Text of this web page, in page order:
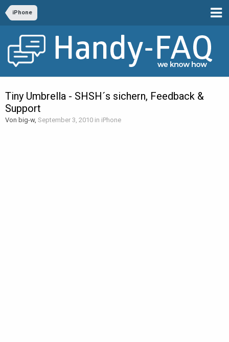
iPhone
Tiny Umbrella - SHSH´s sichern, Feedback &
Support
Von big-w, September 3, 2010 in iPhone